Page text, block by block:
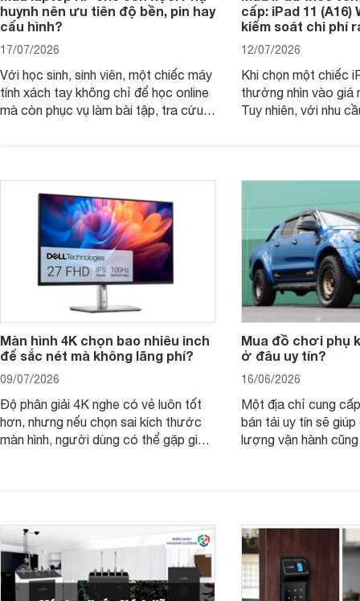
huynh nên ưu tiên độ bền, pin hay
cấu hình?
17/07/2026
Với học sinh, sinh viên, một chiếc máy
tính xách tay không chỉ để học online
mà còn phục vụ làm bài tập, tra cứu,
thay vì chỉ so sánh cấu hình trên giấy.
cấp: iPad 11 (A16)
kiểm soát chi phí
12/07/2026
Khi chọn một chiếc
thường nhìn vào
Tuy nhiên, với nhu
không, dùng được
Màn hình 4K chọn bao nhiêu inch
để sắc nét mà không lãng phí?
09/07/2026
Độ phân giải 4K nghe có vẻ luôn tốt
hơn, nhưng nếu chọn sai kích thước
màn hình, người dùng có thể gặp giao
Mua đồ chơi phụ
ở đâu uy tín?
16/06/2026
Một địa chỉ cung
bán tải uy tín sẽ
lượng vận hành